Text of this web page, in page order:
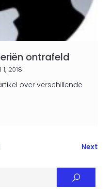
ontrafeld
2018
over verschillende
Next